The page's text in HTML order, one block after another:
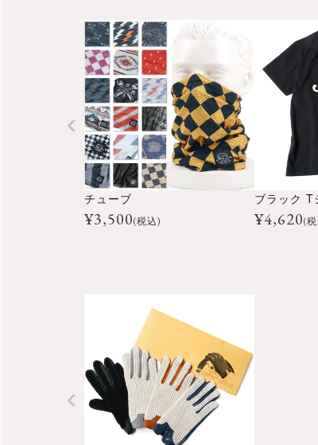
チューブ
¥3,500(税込)
ブラック T
¥4,620(